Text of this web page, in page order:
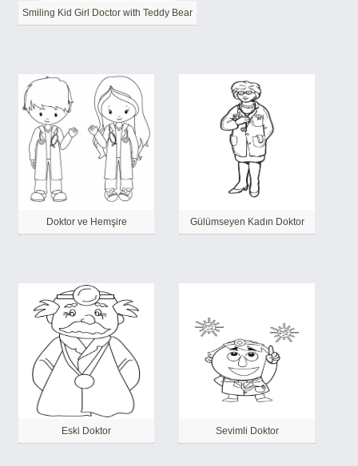
Smiling Kid Girl Doctor with Teddy Bear
Doktor ve Hemşire Gülümseyen Kadın Doktor
Eski Doktor Sevimli Doktor